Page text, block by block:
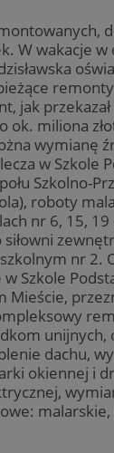
W wakacje w
jak przekazał
ok. miliona
wymianę
w Szkole
Szkolno-
roboty
nr 6, 15, 19
nr 2.
Szkole
Mieście,
unijnych,
dachu,
okiennej i
malarskie,